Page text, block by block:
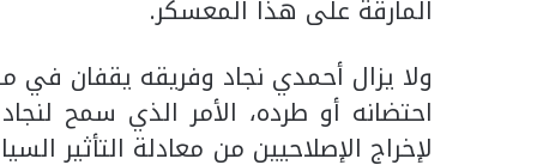
المارقة على هذا المعسكر.
ولا يزال أحمدي نجاد وفريقه يقفان في
احتضانه أو طرده، الأمر الذي سمح
لإخراج الإصلاحيين من معادلة التأثير